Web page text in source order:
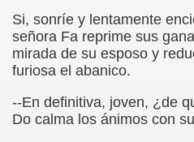
Si, sonríe y lentamente
señora Fa reprime sus
mirada de su esposo y
furiosa el abanico.
--En definitiva, joven, ¿de
Do calma los ánimos con
30-11-11 (Pedro Zurita)
Horizontes, Enrique
Martín Figueroa)